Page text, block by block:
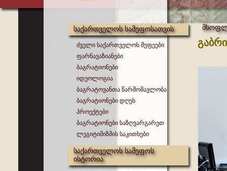
საქართველოს სამეფოსათვის
ძველი საქართველოს მეფეები
ფარნავაზიანები
ბაგრატიონები
იდეოლოგია
ბაგრატოვანთა წარმომავლობა
ბაგრატიონები დღეს
პროექტები
ბაგრატიონები საზღვარგარეთ
ლეგიტიმიზმის საკითხები
საქართველოს სამეფოს
ისტორია